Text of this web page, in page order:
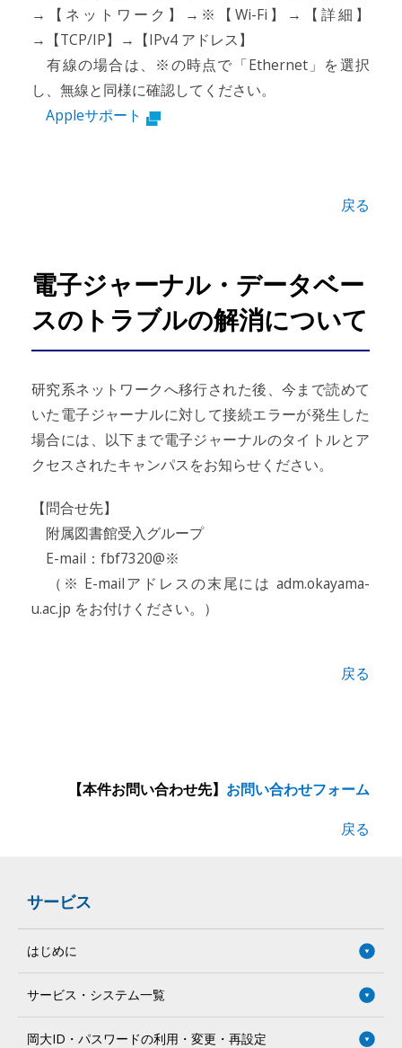
→【ネットワーク】→※【Wi-Fi】→【詳細】
→【TCP/IP】→【IPv4 アドレス】
有線の場合は、※の時点で「Ethernet」を選択
し、無線と同様に確認してください。
Appleサポート
戻る
電子ジャーナル・データベー
スのトラブルの解消について
研究系ネットワークへ移行された後、今まで読めて
いた電子ジャーナルに対して接続エラーが発生した
場合には、以下まで電子ジャーナルのタイトルとア
クセスされたキャンパスをお知らせください。
【問合せ先】
附属図書館受入グループ
E-mail：fbf7320@※
（※ E-mailアドレスの末尾には adm.okayama-
u.ac.jp をお付けください。）
戻る
【本件お問い合わせ先】 お問い合わせフォーム
戻る
サービス
はじめに
サービス・システム一覧
岡大ID・パスワードの利用・変更・再設定